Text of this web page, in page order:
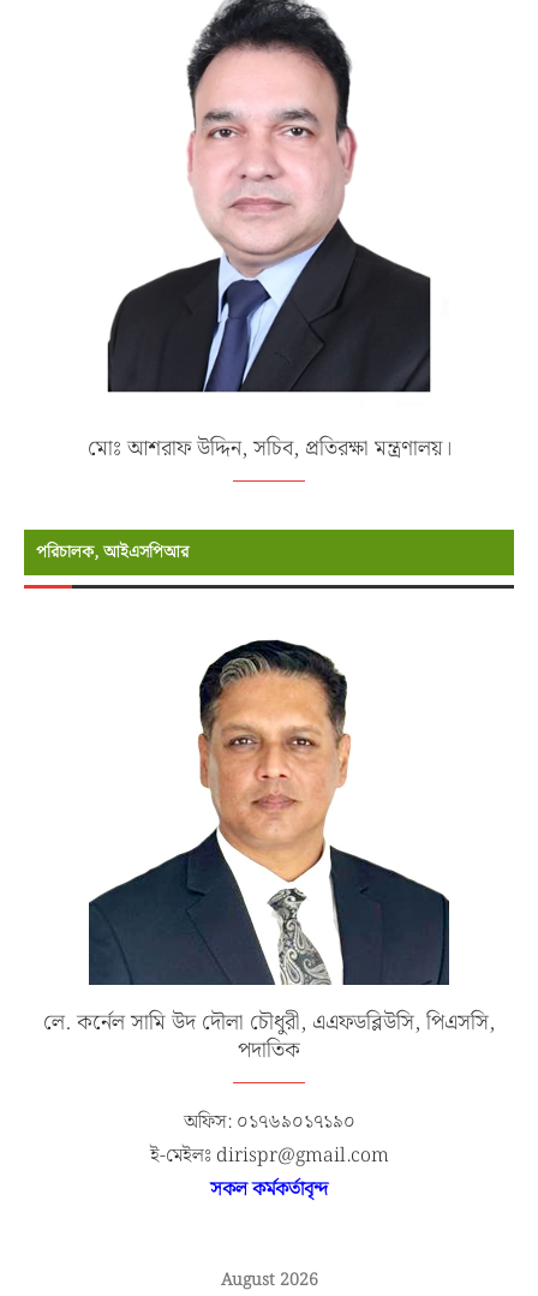
মোঃ আশরাফ উদ্দিন, সচিব, প্রতিরক্ষা মন্ত্রণালয়।
পরিচালক, আইএসপিআর
লে. কর্নেল সামি উদ দৌলা চৌধুরী, এএফডব্লিউসি, পিএসসি,
পদাতিক
অফিস: ০১৭৬৯০১৭১৯০
ই-মেইলঃ dirispr@gmail.com
সকল কর্মকর্তাবৃন্দ
August 2026